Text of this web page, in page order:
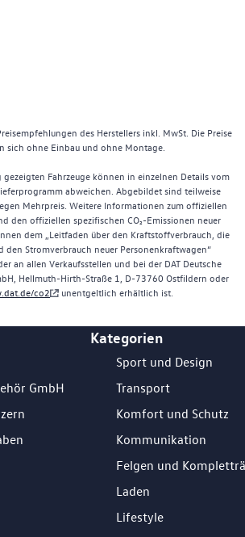
des Herstellers inkl. MwSt. Die Preise
sich ohne Einbau und ohne Montage.
gezeigten Fahrzeuge können in einzelnen Details vom
abweichen. Abgebildet sind teilweise
Mehrpreis. Weitere Informationen zum offiziellen
den offiziellen spezifischen CO₂-Emissionen neuer
dem „Leitfaden über den Kraftstoffverbrauch, die
den Stromverbrauch neuer Personenkraftwagen“
an allen Verkaufsstellen und bei der DAT Deutsche
Hellmuth-Hirth-Straße 1, D-73760 Ostfildern oder
co2 unentgeltlich erhältlich ist.
GmbH
Kategorien
Sport und Design
Transport
Komfort und Schutz
Kommunikation
Felgen und
Laden
Lifestyle